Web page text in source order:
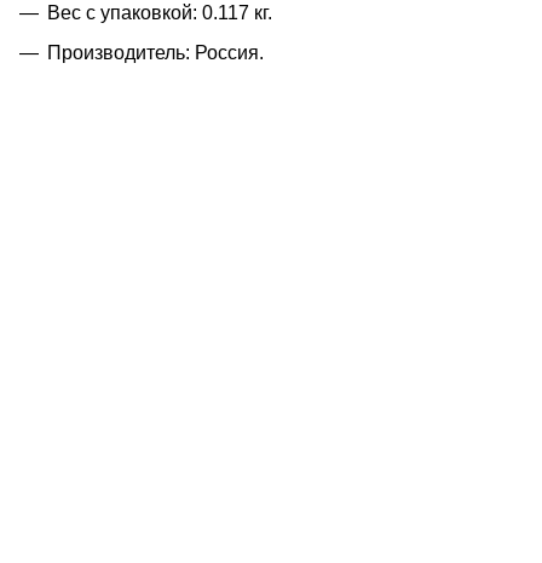
Вес с упаковкой: 0.117 кг.
Производитель: Россия.